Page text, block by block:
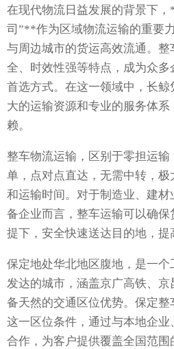
在现代物流日益发展的背景下
司”**作为区域物流运输的重要
与周边城市的货运高效流通。
全、时效性强等特点，成为众
首选方式。在这一领域中，长
大的运输资源和专业的服务体
赖。
整车物流运输，区别于零担运
单，点对点直达，无需中转，
和运输时间。对于制造业、建
备企业而言，整车运输可以确
提下，安全快速送达目的地，提
保定地处华北地区腹地，是一
发达的城市，涵盖京广高铁、
备天然的交通区位优势。保定
这一区位条件，通过与本地企
合作，为客户提供覆盖全国范围